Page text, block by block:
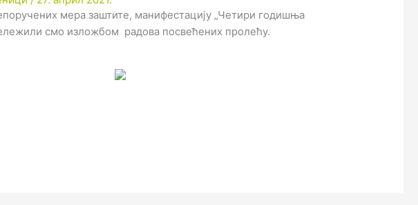
мера заштите, манифестацију „Четири годишња
смо изложбом радова посвећених пролећу.